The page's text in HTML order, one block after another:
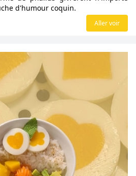
d'humour coquin.
Aller voir